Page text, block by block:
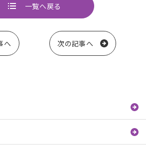
ページ送り
一覧へ戻る
へ 次の記事へ